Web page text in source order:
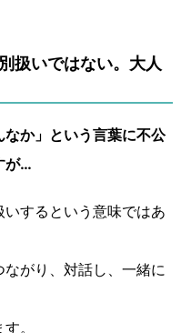
扱いではない。大人
か」という言葉に不公
が…
するという意味ではあ
がり、対話し、一緒に
。